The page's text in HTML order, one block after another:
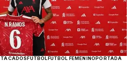
FÚTBOLFÚTBOL FEMENINOPORTADA